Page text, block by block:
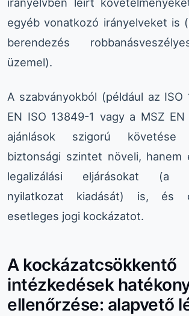
egyéb vonatkozó irányelveket is
berendezés
üzemel).
A szabványokból (például az ISO
EN ISO 13849-1 vagy a MSZ
ajánlások szigorú
biztonsági szintet növeli, hanem
legalizálási eljárásokat (a
nyilatkozat kiadását) is, és
esetleges jogi kockázatot.
A kockázatcsökkentő
intézkedések
ellenőrzése: alapvető